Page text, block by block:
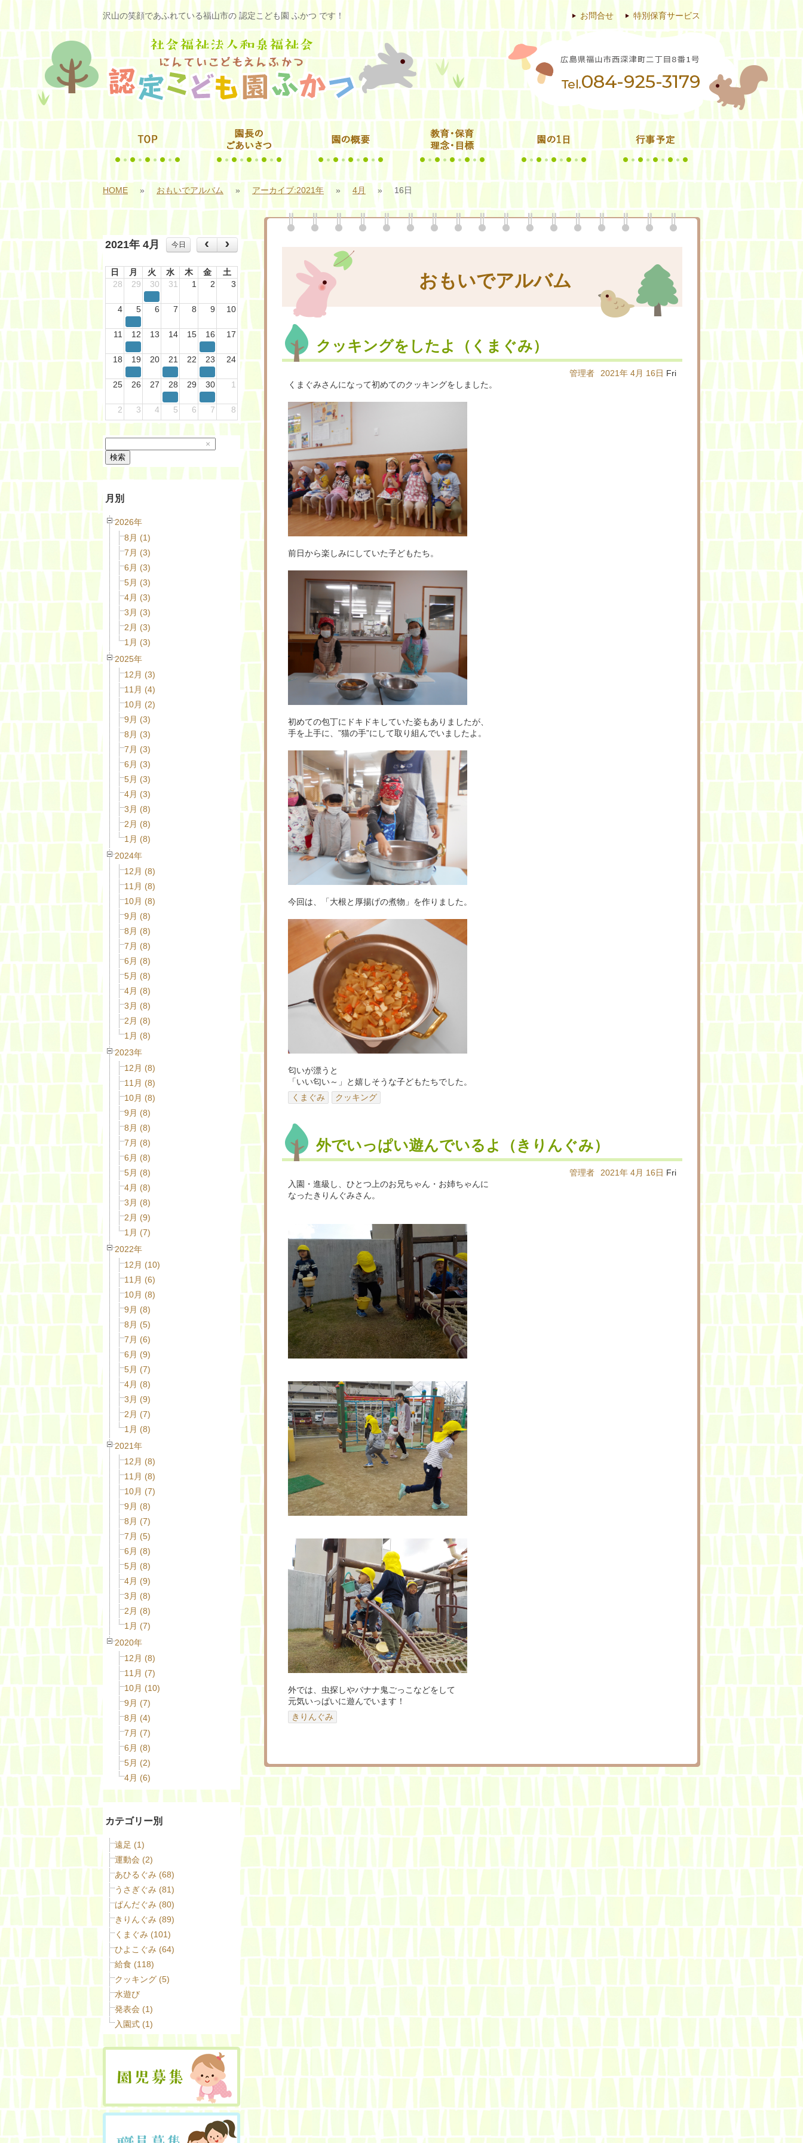
沢山の笑顔であふれている福山市の 認定こども園 ふかつ です！ 特別保育サービス
お問合せ
HOME » おもいでアルバム » アーカイブ:2021年 » 4月 » 16日
2021年 4月 今日
日 月 火 水 木 金
土
28
29 30 31 1 2 3
4 5 6 7 8 9 10
11 12 13 14 15 16 17
18 19 20 21 22 23 24
25 26 27 28 29 30 1
2 3 4 5 6 7 8
×
検索
月別
2026年
8月 (1)
7月 (3)
6月 (3)
5月 (3)
4月 (3)
3月 (3)
2月 (3)
1月 (3)
2025年
12月 (3)
11月 (4)
10月 (2)
9月 (3)
8月 (3)
7月 (3)
6月 (3)
5月 (3)
4月 (3)
3月 (8)
2月 (8)
1月 (8)
2024年
12月 (8)
11月 (8)
10月 (8)
9月 (8)
8月 (8)
7月 (8)
6月 (8)
5月 (8)
4月 (8)
3月 (8)
2月 (8)
1月 (8)
2023年
12月 (8)
11月 (8)
10月 (8)
9月 (8)
8月 (8)
7月 (8)
6月 (8)
5月 (8)
4月 (8)
3月 (8)
2月 (9)
1月 (7)
2022年
12月 (10)
11月 (6)
10月 (8)
9月 (8)
8月 (5)
7月 (6)
6月 (9)
5月 (7)
4月 (8)
3月 (9)
2月 (7)
1月 (8)
2021年
12月 (8)
11月 (8)
10月 (7)
9月 (8)
8月 (7)
7月 (5)
6月 (8)
5月 (8)
4月 (9)
3月 (8)
2月 (8)
1月 (7)
2020年
12月 (8)
11月 (7)
10月 (10)
9月 (7)
8月 (4)
7月 (7)
6月 (8)
5月 (2)
4月 (6)
カテゴリー別
遠足 (1)
運動会 (2)
あひるぐみ (68)
うさぎぐみ (81)
ぱんだぐみ (80)
きりんぐみ (89)
くまぐみ (101)
ひよこぐみ (64)
給食 (118)
クッキング (5)
水遊び
発表会 (1)
入園式 (1)
おもいでアルバム
クッキングをしたよ（くまぐみ）
2021年 4月 16日 Fri
管理者
くまぐみさんになって初めてのクッキングをしました。
前日から楽しみにしていた子どもたち。
初めての包丁にドキドキしていた姿もありましたが、
手を上手に、”猫の手”にして取り組んでいましたよ。
今回は、「大根と厚揚げの煮物」を作りました。
匂いが漂うと
「いい匂い～」と嬉しそうな子どもたちでした。
くまぐみ
クッキング
外でいっぱい遊んでいるよ（きりんぐみ）
2021年 4月 16日 Fri
管理者
入園・進級し、ひとつ上のお兄ちゃん・お姉ちゃんに
なったきりんぐみさん。
外では、虫探しやバナナ鬼ごっこなどをして
元気いっぱいに遊んでいます！
きりんぐみ